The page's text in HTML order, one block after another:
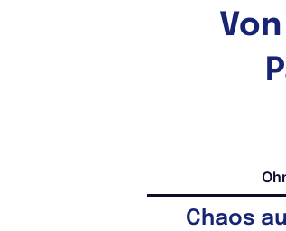
Chaos